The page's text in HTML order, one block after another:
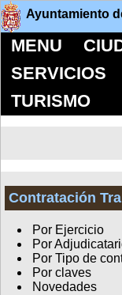
Ayuntamiento
MENU
SERVICIOS
TURISMO
Contratación
Por Ejercicio
Por
Por Tipo de
Por claves
Novedades